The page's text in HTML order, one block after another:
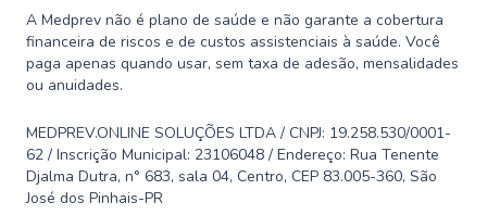
A Medprev não é plano de saúde e não garante a cobertura
financeira de riscos e de custos assistenciais à saúde. Você
paga apenas quando usar, sem taxa de adesão, mensalidades
ou anuidades.
MEDPREV.ONLINE SOLUÇÕES LTDA / CNPJ: 19.258.530/0001-
62 / Inscrição Municipal: 23106048 / Endereço: Rua Tenente
Djalma Dutra, n° 683, sala 04, Centro, CEP 83.005-360, São
José dos Pinhais-PR